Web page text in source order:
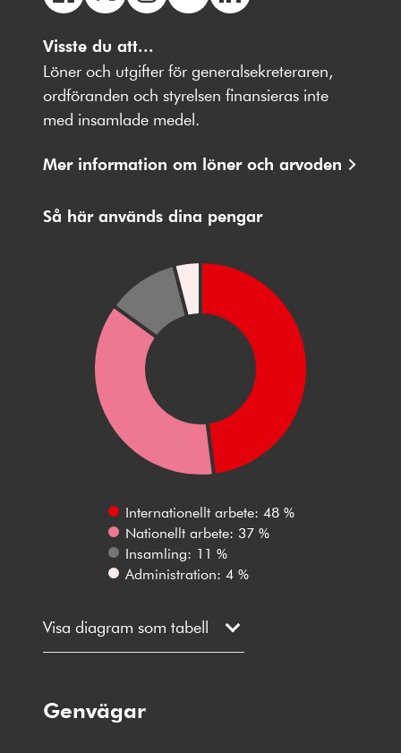
oss
på
Facebbok
oss
på
oss
på
Instagram
på
Youtube
på
LinkedIn
Visste du att...
Löner och utgifter för generalsekreteraren,
ordföranden och styrelsen finansieras inte
med insamlade medel.
Mer information om löner och arvoden
Så här används dina pengar
Internationellt arbete: 48 %
Nationellt arbete: 37 %
Insamling: 11 %
Administration: 4 %
Visa diagram som tabell
Genvägar